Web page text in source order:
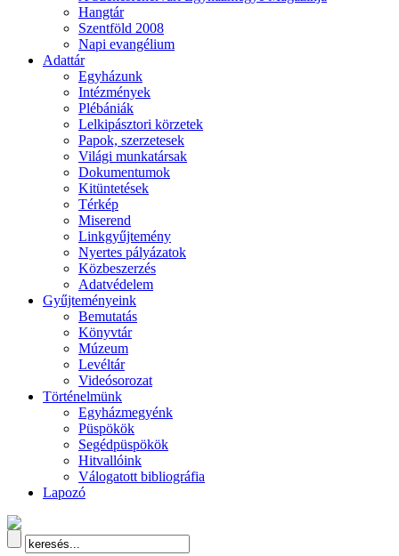
Hangtár
Szentföld 2008
Napi evangélium
Adattár
Egyházunk
Intézmények
Plébániák
Lelkipásztori körzetek
Papok, szerzetesek
Világi munkatársak
Dokumentumok
Kitüntetések
Térkép
Miserend
Linkgyűjtemény
Nyertes pályázatok
Közbeszerzés
Adatvédelem
Gyűjteményeink
Bemutatás
Könyvtár
Múzeum
Levéltár
Videósorozat
Történelmünk
Egyházmegyénk
Püspökök
Segédpüspökök
Hitvallóink
Válogatott bibliográfia
Lapozó